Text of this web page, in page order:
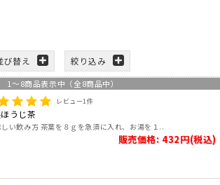
び替え 絞り込み
1～8商品表示中（全8商品中）
レビュー1件
うじ茶
い飲み方 茶葉を８ｇを急須に入れ、お湯を１..
販売価格: 432円(税込)